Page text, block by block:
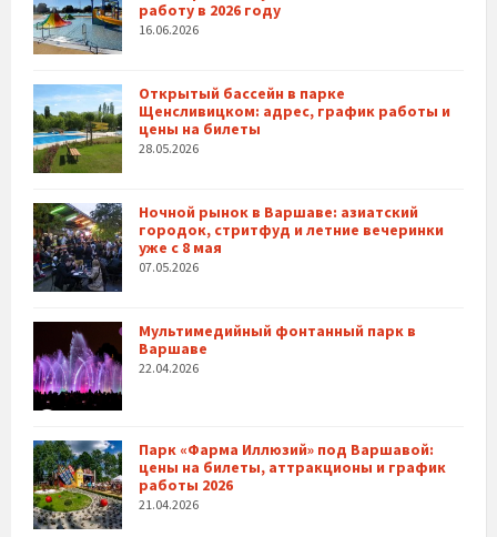
работу в 2026 году
16.06.2026
Открытый бассейн в парке
Щенсливицком: адрес, график работы и
цены на билеты
28.05.2026
Ночной рынок в Варшаве: азиатский
городок, стритфуд и летние вечеринки
уже с 8 мая
07.05.2026
Мультимедийный фонтанный парк в
Варшаве
22.04.2026
Парк «Фарма Иллюзий» под Варшавой:
цены на билеты, аттракционы и график
работы 2026
21.04.2026